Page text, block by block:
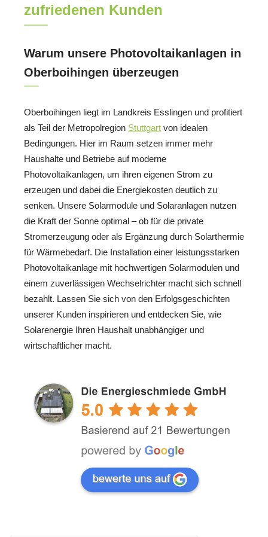
zufriedenen Kunden
Warum unsere Photovoltaikanlagen in
Oberboihingen überzeugen
Oberboihingen liegt im Landkreis Esslingen und profitiert
als Teil der Metropolregion Stuttgart von idealen
Bedingungen. Hier im Raum setzen immer mehr
Haushalte und Betriebe auf moderne
Photovoltaikanlagen, um ihren eigenen Strom zu
erzeugen und dabei die Energiekosten deutlich zu
senken. Unsere Solarmodule und Solaranlagen nutzen
die Kraft der Sonne optimal – ob für die private
Stromerzeugung oder als Ergänzung durch Solarthermie
für Wärmebedarf. Die Installation einer leistungsstarken
Photovoltaikanlage mit hochwertigen Solarmodulen und
einem zuverlässigen Wechselrichter macht sich schnell
bezahlt. Lassen Sie sich von den Erfolgsgeschichten
unserer Kunden inspirieren und entdecken Sie, wie
Solarenergie Ihren Haushalt unabhängiger und
wirtschaftlicher macht.